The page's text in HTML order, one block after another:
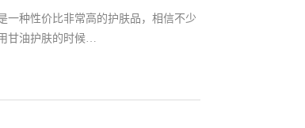
一种性价比非常高的护肤品，相信不少
甘油护肤的时候…